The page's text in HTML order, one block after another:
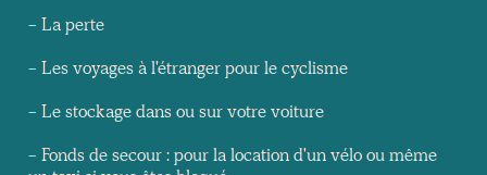
- La perte
- Les voyages à l'étranger pour le cyclisme
- Le stockage dans ou sur votre voiture
- Fonds de secour : pour la location d'un vélo ou même